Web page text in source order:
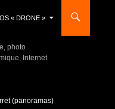
« DRONE »
photo
Internet
(panoramas)